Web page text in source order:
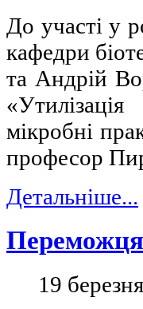
До участі у
кафедри
та Андрій
мікробні
професор
Детальніше...
Переможця
19